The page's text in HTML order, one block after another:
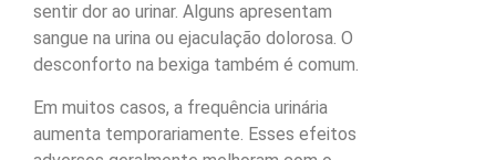
sentir dor ao urinar. Alguns apresentam
sangue na urina ou ejaculação dolorosa. O
desconforto na bexiga também é comum.
Em muitos casos, a frequência urinária
aumenta temporariamente. Esses efeitos